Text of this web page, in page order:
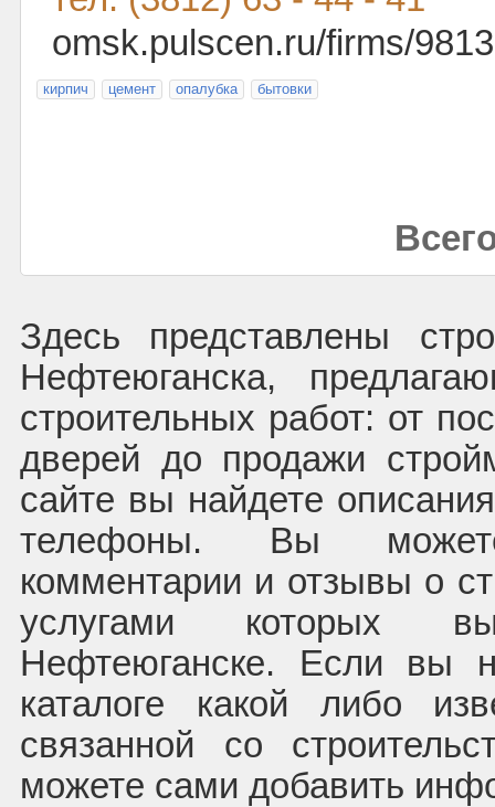
omsk.pulscen.ru/firms/
кирпич цемент опалубка бытовки
Здесь представлены
Нефтеюганска,
строительных работ: от
дверей до продажи
сайте вы найдете
телефоны. Вы
комментарии и отзывы о
услугами которых
Нефтеюганске. Если вы
каталоге какой либо
связанной со
можете сами добавить